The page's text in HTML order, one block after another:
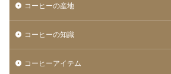
コーヒーの産地
コーヒーの知識
コーヒーアイテム